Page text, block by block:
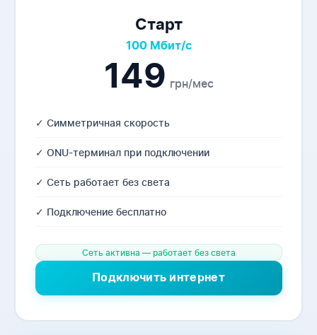
Старт
100 Мбит/с
149 грн/мес
✓ Симметричная скорость
✓ ONU-терминал при подключении
✓ Сеть работает без света
✓ Подключение бесплатно
Сеть активна — работает без света
Подключить интернет